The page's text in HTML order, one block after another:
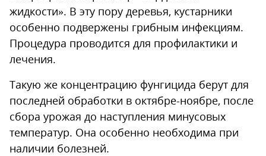
жидкости». В эту пору деревья, кустарники
особенно подвержены грибным инфекциям.
Процедура проводится для профилактики и
лечения.
Такую же концентрацию фунгицида берут для
последней обработки в октябре-ноябре, после
сбора урожая до наступления минусовых
температур. Она особенно необходима при
наличии болезней.